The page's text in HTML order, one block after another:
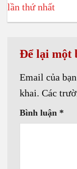
lần thứ nhất
Để lại một
Email của
khai. Các
Bình luận *